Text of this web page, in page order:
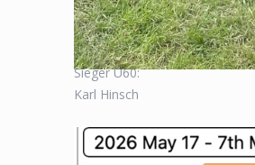
Sieger Ü60:
Karl Hinsch